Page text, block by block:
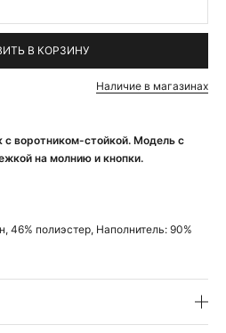
воротником-стойкой. Модель с
на молнию и кнопки.
46% полиэстер, Наполнитель: 90%
В КОРЗИНУ
Наличие в магазинах